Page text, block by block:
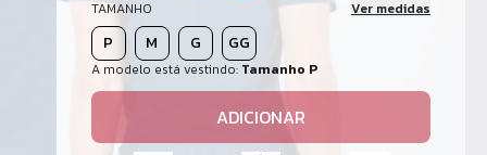
TAMANHO Ver medidas
P M G GG
A modelo está vestindo: Tamanho P
ADICIONAR